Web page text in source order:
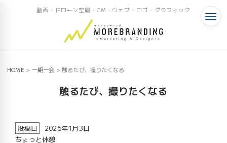
動画・ドローン空撮・CM・ウェブ・ロゴ・グラフィック
HOME > 一期一会 >触るたび、撮りたくなる
触るたび、撮りたくなる
投稿日
2026年1月3日
ちょっと休憩